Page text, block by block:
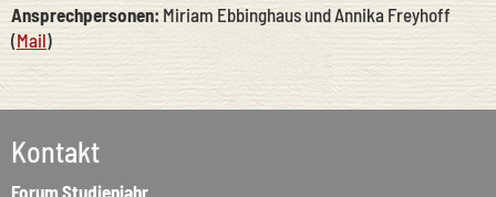
Ansprechpersonen: Miriam Ebbinghaus und Annika Freyhoff
(Mail)
Kontakt
Forum Studienjahr